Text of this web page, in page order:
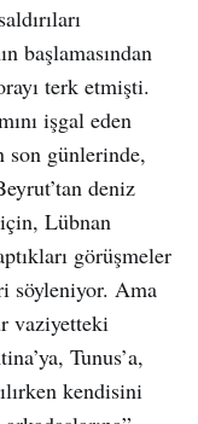
başlamasından
terk etmişti.
işgal eden
son günlerinde,
deniz
için, Lübnan
görüşmeler
söyleniyor. Ama
vaziyetteki
Tunus’a,
kendisini